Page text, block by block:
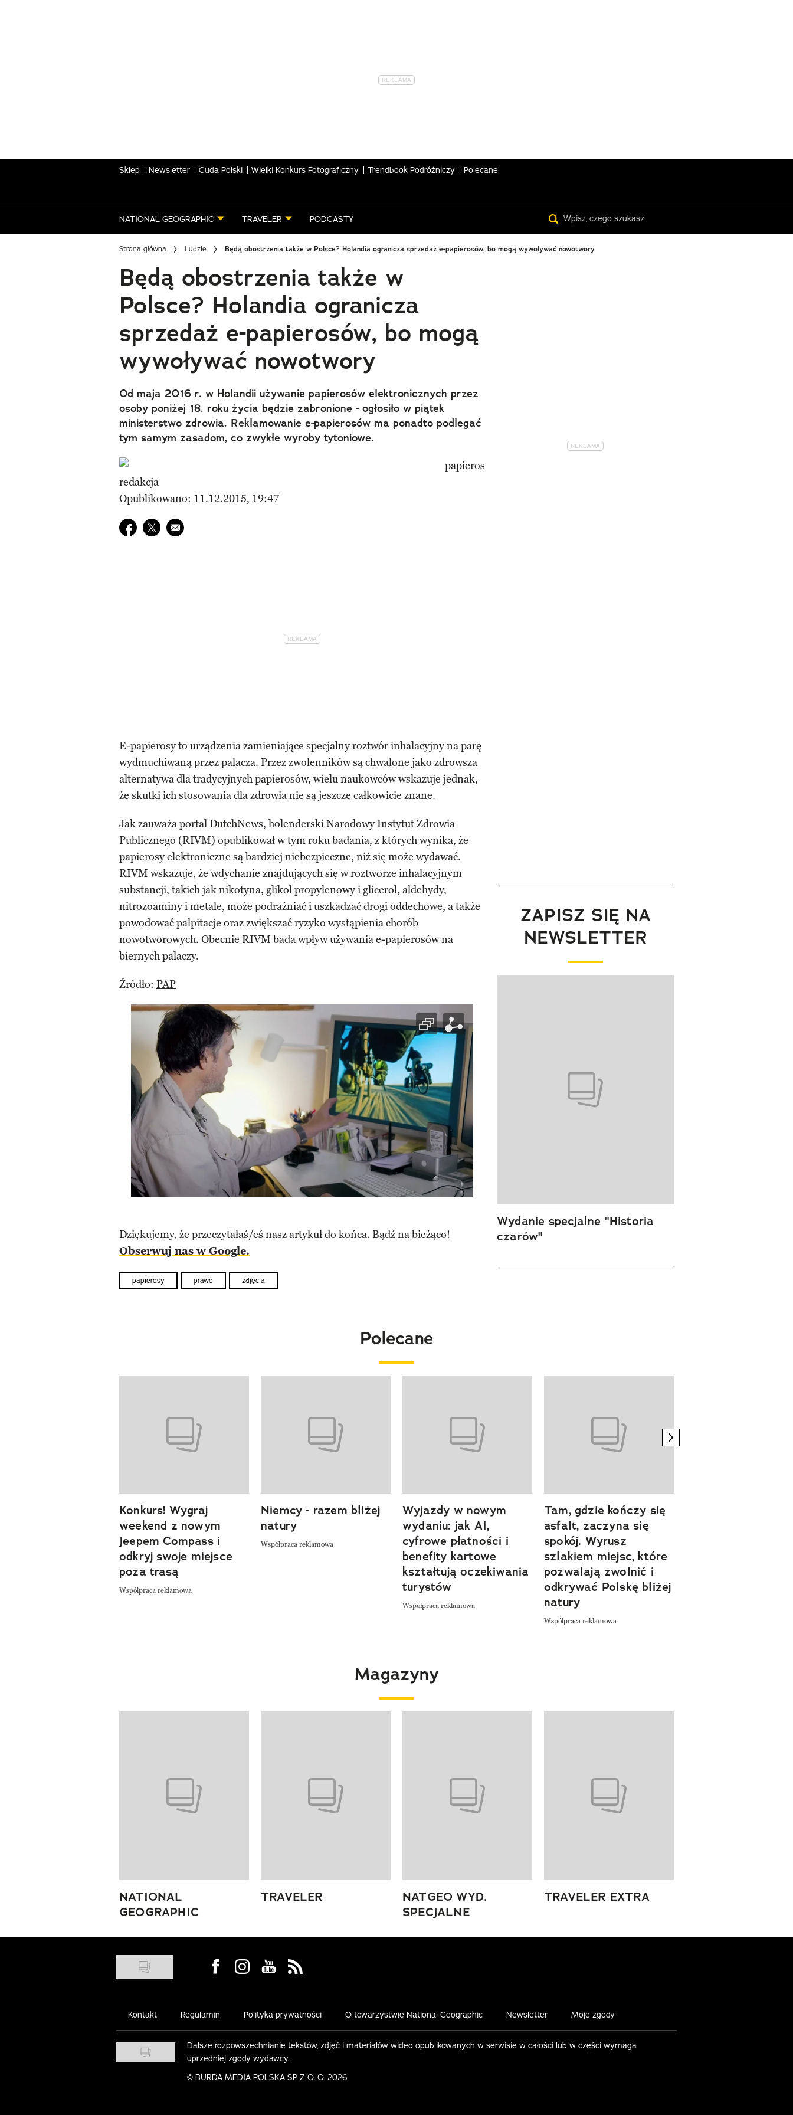
Sklep Newsletter Cuda Polski Wielki Konkurs Fotograficzny Trendbook Podróżniczy Polecane
NATIONAL GEOGRAPHIC TRAVELER PODCASTY
Strona główna Ludzie Będą obostrzenia także w Polsce? Holandia ogranicza sprzedaż e-papierosów, bo mogą wywoływać nowotwory
Będą obostrzenia także w
Polsce? Holandia ogranicza
sprzedaż e-papierosów, bo mogą
wywoływać nowotwory
​Od maja 2016 r. w Holandii używanie papierosów elektronicznych przez
osoby poniżej 18. roku życia będzie zabronione - ogłosiło w piątek
ministerstwo zdrowia. Reklamowanie e-papierosów ma ponadto podlegać
tym samym zasadom, co zwykłe wyroby tytoniowe.
redakcja
Opublikowano: 11.12.2015, 19:47
Udostępnij na facebook
Udostępnij na twitter
E-mail do przyjaciela
E-papierosy to urządzenia zamieniające specjalny roztwór inhalacyjny na parę
wydmuchiwaną przez palacza. Przez zwolenników są chwalone jako zdrowsza
alternatywa dla tradycyjnych papierosów, wielu naukowców wskazuje jednak,
że skutki ich stosowania dla zdrowia nie są jeszcze całkowicie znane.
Jak zauważa portal DutchNews, holenderski Narodowy Instytut Zdrowia
Publicznego (RIVM) opublikował w tym roku badania, z których wynika, że
papierosy elektroniczne są bardziej niebezpieczne, niż się może wydawać.
RIVM wskazuje, że wdychanie znajdujących się w roztworze inhalacyjnym
substancji, takich jak nikotyna, glikol propylenowy i glicerol, aldehydy,
nitrozoaminy i metale, może podrażniać i uszkadzać drogi oddechowe, a także
powodować palpitacje oraz zwiększać ryzyko wystąpienia chorób
nowotworowych. Obecnie RIVM bada wpływ używania e-papierosów na
biernych palaczy.
Źródło: PAP
Dziękujemy, że przeczytałaś/eś nasz artykuł do końca. Bądź na bieżąco!
Obserwuj nas w Google.
papierosy prawo zdjęcia
ZAPISZ SIĘ NA
NEWSLETTER
Wydanie specjalne "Historia
czarów"
Polecane
previous element
Konkurs! Wygraj
weekend z nowym
Jeepem Compass i
odkryj swoje miejsce
poza trasą
Współpraca reklamowa
Niemcy - razem bliżej
natury
Współpraca reklamowa
Wyjazdy w nowym
wydaniu: jak AI,
cyfrowe płatności i
benefity kartowe
kształtują oczekiwania
turystów
Współpraca reklamowa
Tam, gdzie kończy się
asfalt, zaczyna się
spokój. Wyrusz
szlakiem miejsc, które
pozwalają zwolnić i
odkrywać Polskę bliżej
natury
Współpraca reklamowa
next element
Magazyny
NATIONAL
GEOGRAPHIC
TRAVELER
NATGEO WYD.
SPECJALNE
TRAVELER EXTRA
Visit us on Facebook
Visit us on Instagram
Visit us on Youtube
Visit us on Rss
Kontakt Regulamin Polityka prywatności O towarzystwie National Geographic Newsletter Moje zgody
Dalsze rozpowszechnianie tekstów, zdjęć i materiałów wideo opublikowanych w serwisie w całości lub w części wymaga
uprzedniej zgody wydawcy.
© BURDA MEDIA POLSKA SP. Z O. O. 2026